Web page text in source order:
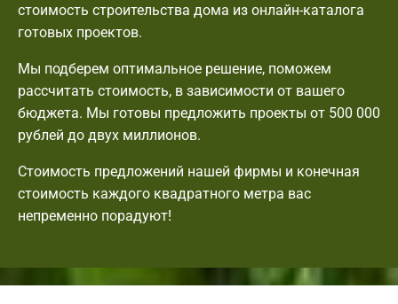
стоимость строительства дома из онлайн-каталога
готовых проектов.
Мы подберем оптимальное решение, поможем
рассчитать стоимость, в зависимости от вашего
бюджета. Мы готовы предложить проекты от 500 000
рублей до двух миллионов.
Стоимость предложений нашей фирмы и конечная
стоимость каждого квадратного метра вас
непременно порадуют!